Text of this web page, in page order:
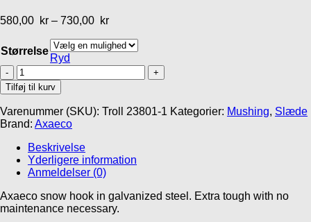
Fortsæt med at handle Gå til kurv
580,00 kr – 730,00 kr
Størrelse
Ryd
Axaeco
Snow
Hook
antal
Tilføj til kurv
Varenummer (SKU): Troll 23801-1 Kategorier: Mushing, Slæde
Brand: Axaeco
Beskrivelse
Yderligere information
Anmeldelser (0)
Axaeco snow hook in galvanized steel. Extra tough with no
maintenance necessary.